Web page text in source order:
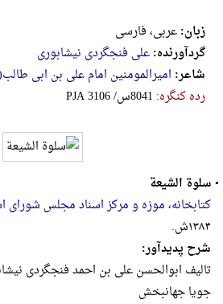
زبان:عربی، فارسی
گردآورنده:علی فنجگردی نیشابوری
شاعر: امیرالمومنین امام علی بن ابی
رده کنگره: ‎P‎J‎A‎ ‎3‎1‎0‎6‎ ‎/‎س‎8‎0‎4‎1
•سلوة الشیعة
کتابخانه، موزه و مرکز اسناد مجلس شورای
۱۳۸۴ش.
شرح پدیدآور:
تالیف ابوالحسن علی بن احمد فنجگردی
جویا جهانبخش